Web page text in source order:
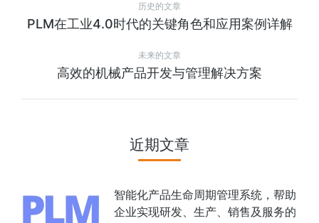
历史的文章
PLM在工业4.0时代的关键角色和应用案例详解
未来的文章
高效的机械产品开发与管理解决方案
近期文章
智能化产品生命周期管理系统，帮助
企业实现研发、生产、销售及服务的